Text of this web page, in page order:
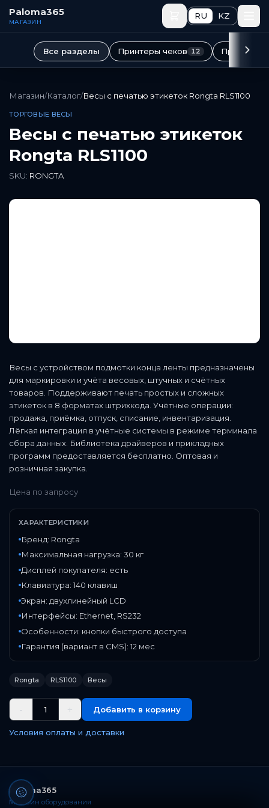
Перейти к основному содержимому
Paloma365
МАГАЗИН
RU KZ
Все разделы Принтеры чеков 12 Принтеры
Магазин/Каталог/Весы с печатью этикеток Rongta RLS1100
ТОРГОВЫЕ ВЕСЫ
Весы с печатью этикеток
Rongta RLS1100
SKU: RONGTA
Весы с устройством подмотки конца ленты предназначены
для маркировки и учёта весовых, штучных и счётных
товаров. Поддерживают печать простых и сложных
этикеток в 8 форматах штрихкода. Учётные операции:
продажа, приёмка, отпуск, списание, инвентаризация.
Лёгкая интеграция в учётные системы в режиме терминала
сбора данных. Библиотека драйверов и прикладных
программ предоставляется бесплатно. Оптовая и
розничная закупка.
Цена по запросу
ХАРАКТЕРИСТИКИ
Бренд: Rongta
Максимальная нагрузка: 30 кг
Дисплей покупателя: есть
Клавиатура: 140 клавиш
Экран: двухлинейный LCD
Интерфейсы: Ethernet, RS232
Особенности: кнопки быстрого доступа
Гарантия (вариант в CMS): 12 мес
Rongta RLS1100 Весы
- 1 + Добавить в корзину
Условия оплаты и доставки
Paloma365
Магазин оборудования